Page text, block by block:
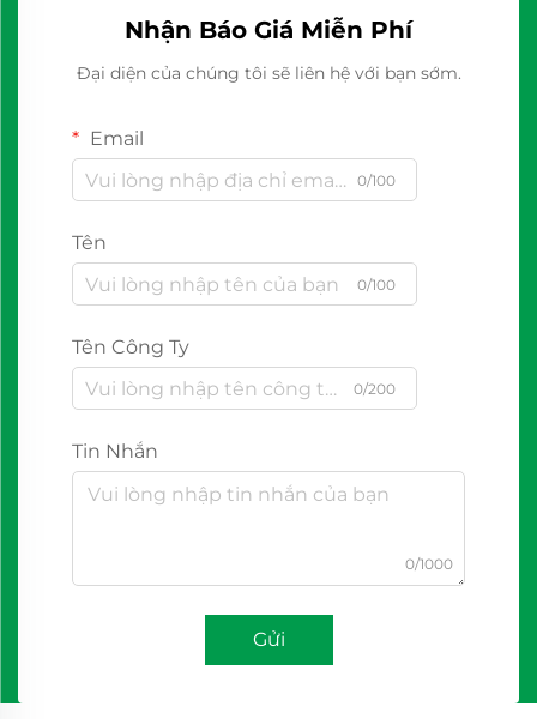
Nhận Báo Giá Miễn Phí
Đại diện của chúng tôi sẽ liên hệ với bạn sớm.
Email
0/100
Tên
0/100
Tên Công Ty
0/200
Tin Nhắn
0/1000
Gửi